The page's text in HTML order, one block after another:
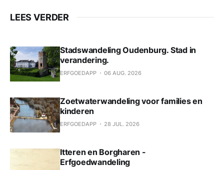
LEES VERDER
Stadswandeling Oudenburg. Stad in
verandering.
ERFGOEDAPP 06 AUG. 2026
Zoetwaterwandeling voor families en
kinderen
ERFGOEDAPP 28 JUL. 2026
Itteren en Borgharen -
Erfgoedwandeling